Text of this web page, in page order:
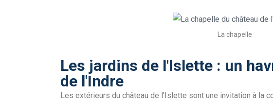
La chapelle
Les jardins de l'Islette : un
de l'Indre
Les extérieurs du château de l’Islette sont une invitation à la